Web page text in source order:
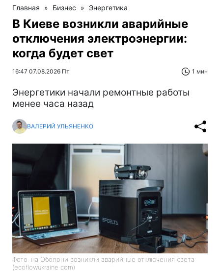
Главная » Бизнес » Энергетика
В Киеве возникли аварийные
отключения электроэнергии:
когда будет свет
16:47 07.08.2026 Пт 1 мин
Энергетики начали ремонтные работы
менее часа назад
ВАЛЕРИЙ УЛЬЯНЕНКО
Фото: на Оболони возникли аварийные отключения света
(ecoflowukraine com)